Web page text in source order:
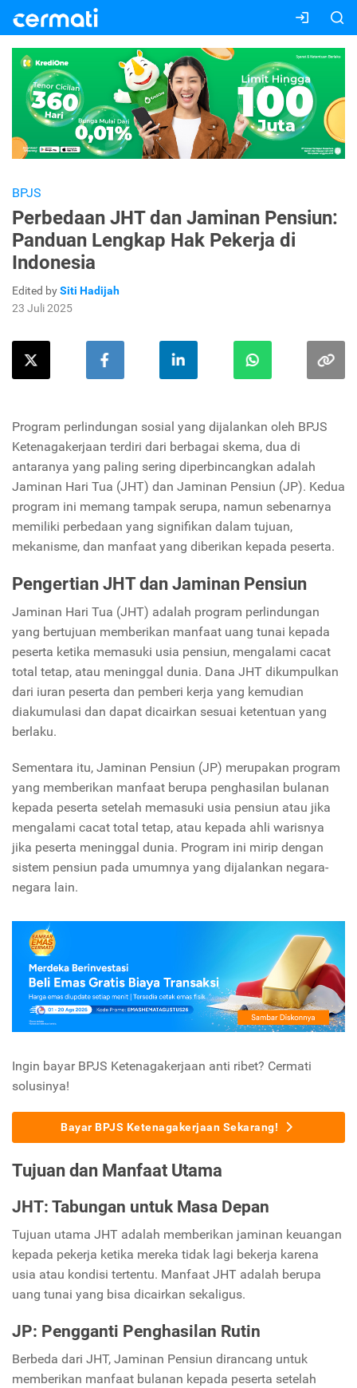
BPJS
Perbedaan JHT dan Jaminan Pensiun:
Panduan Lengkap Hak Pekerja di
Indonesia
Edited bySiti Hadijah
23 Juli 2025
Program perlindungan sosial yang dijalankan oleh BPJS
Ketenagakerjaan terdiri dari berbagai skema, dua di
antaranya yang paling sering diperbincangkan adalah
Jaminan Hari Tua (JHT) dan Jaminan Pensiun (JP). Kedua
program ini memang tampak serupa, namun sebenarnya
memiliki perbedaan yang signifikan dalam tujuan,
mekanisme, dan manfaat yang diberikan kepada peserta.
Pengertian JHT dan Jaminan Pensiun
Jaminan Hari Tua (JHT) adalah program perlindungan
yang bertujuan memberikan manfaat uang tunai kepada
peserta ketika memasuki usia pensiun, mengalami cacat
total tetap, atau meninggal dunia. Dana JHT dikumpulkan
dari iuran peserta dan pemberi kerja yang kemudian
diakumulasi dan dapat dicairkan sesuai ketentuan yang
berlaku.
Sementara itu, Jaminan Pensiun (JP) merupakan program
yang memberikan manfaat berupa penghasilan bulanan
kepada peserta setelah memasuki usia pensiun atau jika
mengalami cacat total tetap, atau kepada ahli warisnya
jika peserta meninggal dunia. Program ini mirip dengan
sistem pensiun pada umumnya yang dijalankan negara-
negara lain.
Ingin bayar BPJS Ketenagakerjaan anti ribet? Cermati
solusinya!
Bayar BPJS Ketenagakerjaan Sekarang!
Tujuan dan Manfaat Utama
JHT: Tabungan untuk Masa Depan
Tujuan utama JHT adalah memberikan jaminan keuangan
kepada pekerja ketika mereka tidak lagi bekerja karena
usia atau kondisi tertentu. Manfaat JHT adalah berupa
uang tunai yang bisa dicairkan sekaligus.
JP: Pengganti Penghasilan Rutin
Berbeda dari JHT, Jaminan Pensiun dirancang untuk
memberikan manfaat bulanan kepada peserta setelah